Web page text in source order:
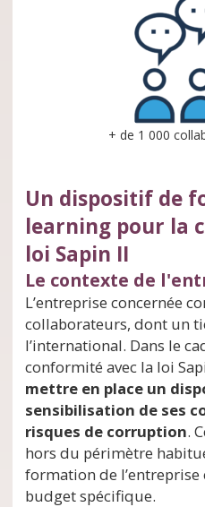
+ de 1 000
Un dispositif de
learning pour la
loi Sapin II
Le contexte de
L’entreprise concernée
collaborateurs, dont un
l’international. Dans le
conformité avec la loi
mettre en place un
sensibilisation de ses
risques de corruption.
hors du périmètre
formation de l’entreprise
budget spécifique.